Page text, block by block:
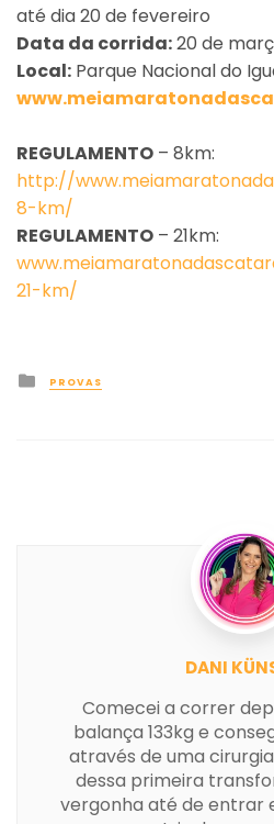
até dia 20 de fevereiro
Data da corrida:20 de
Local: Parque Nacional do
REGULAMENTO – 8km:
http://
8-km/
REGULAMENTO – 21km:
21-km/
Posted
in
PROVAS
DANI
Comecei a correr
balança 133kg e
através de uma
dessa primeira
vergonha até de entrar